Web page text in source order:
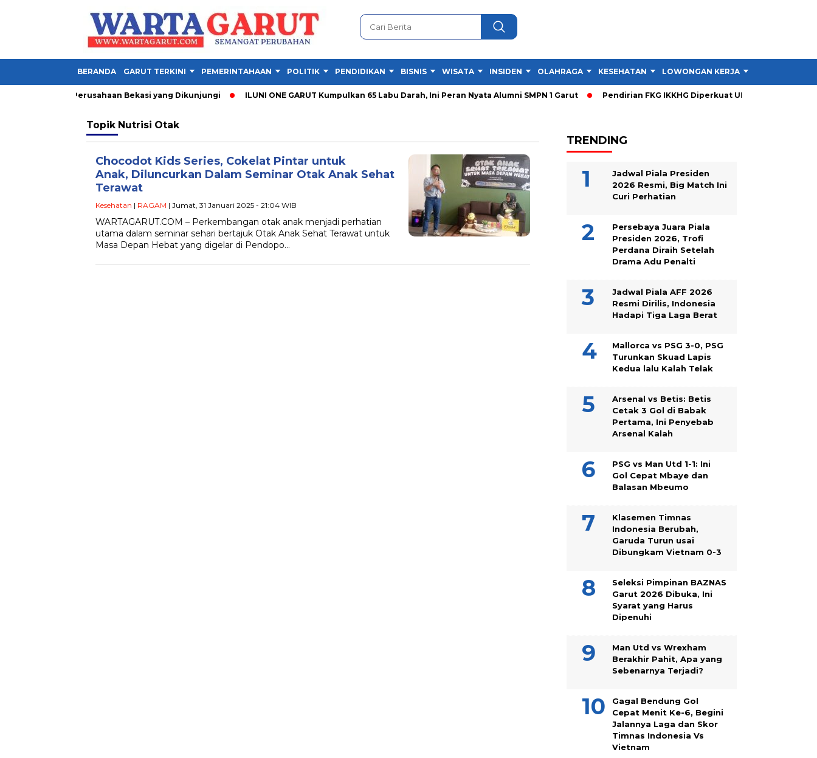
BERANDA GARUT TERKINI PEMERINTAHAAN POLITIK PENDIDIKAN BISNIS WISATA INSIDEN OLAHRAGA KESEHATAN LOWONGAN KERJA
1 Garut, Ini 3 Perusahaan Bekasi yang Dikunjungi ILUNI ONE GARUT Kumpulkan 65 Labu Darah, Ini Peran Nyata Alumni SMPN 1 Garut Pendirian FKG IKKHG Diperkuat UNJANI, Ini Langkah
Topik Nutrisi Otak
Chocodot Kids Series, Cokelat Pintar untuk
Anak, Diluncurkan Dalam Seminar Otak Anak Sehat
Terawat
Kesehatan | RAGAM | Jumat, 31 Januari 2025 - 21:04 WIB
WARTAGARUT.COM – Perkembangan otak anak menjadi perhatian
utama dalam seminar sehari bertajuk Otak Anak Sehat Terawat untuk
Masa Depan Hebat yang digelar di Pendopo…
TRENDING
Jadwal Piala Presiden
2026 Resmi, Big Match Ini
Curi Perhatian
Persebaya Juara Piala
Presiden 2026, Trofi
Perdana Diraih Setelah
Drama Adu Penalti
Jadwal Piala AFF 2026
Resmi Dirilis, Indonesia
Hadapi Tiga Laga Berat
Mallorca vs PSG 3-0, PSG
Turunkan Skuad Lapis
Kedua lalu Kalah Telak
Arsenal vs Betis: Betis
Cetak 3 Gol di Babak
Pertama, Ini Penyebab
Arsenal Kalah
PSG vs Man Utd 1-1: Ini
Gol Cepat Mbaye dan
Balasan Mbeumo
Klasemen Timnas
Indonesia Berubah,
Garuda Turun usai
Dibungkam Vietnam 0-3
Seleksi Pimpinan BAZNAS
Garut 2026 Dibuka, Ini
Syarat yang Harus
Dipenuhi
Man Utd vs Wrexham
Berakhir Pahit, Apa yang
Sebenarnya Terjadi?
Gagal Bendung Gol
Cepat Menit Ke-6, Begini
Jalannya Laga dan Skor
Timnas Indonesia Vs
Vietnam